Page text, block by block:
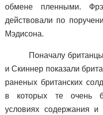
обмене пленными.
действовали по
Мэдисона.
Поначалу
и Скиннер показали
раненых британских
в которых те очень
условиях содержания и